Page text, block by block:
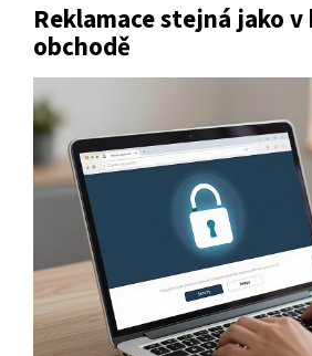
Reklamace stejná jako
obchodě